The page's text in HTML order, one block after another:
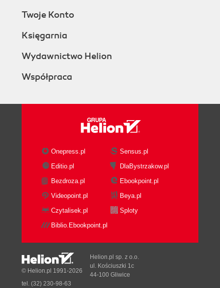
Twoje Konto
Księgarnia
Wydawnictwo Helion
Współpraca
Onepress.pl
Sensus.pl
Editio.pl
DlaBystrzakow.pl
Bezdroza.pl
Ebookpoint.pl
Videopoint.pl
Beya.pl
Czytalisek.pl
Sploty
Biblio.Ebookpoint.pl
© Helion.pl 1991-2026
Helion.pl sp. z o.o.
ul. Kościuszki 1c
44-100 Gliwice
tel. (32) 230-98-63